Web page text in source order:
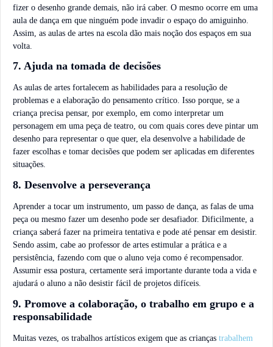
fizer o desenho grande demais, não irá caber. O mesmo ocorre em uma
aula de dança em que ninguém pode invadir o espaço do amiguinho.
Assim, as aulas de artes na escola dão mais noção dos espaços em sua
volta.
7. Ajuda na tomada de decisões
As aulas de artes fortalecem as habilidades para a resolução de
problemas e a elaboração do pensamento crítico. Isso porque, se a
criança precisa pensar, por exemplo, em como interpretar um
personagem em uma peça de teatro, ou com quais cores deve pintar um
desenho para representar o que quer, ela desenvolve a habilidade de
fazer escolhas e tomar decisões que podem ser aplicadas em diferentes
situações.
8. Desenvolve a perseverança
Aprender a tocar um instrumento, um passo de dança, as falas de uma
peça ou mesmo fazer um desenho pode ser desafiador. Dificilmente, a
criança saberá fazer na primeira tentativa e pode até pensar em desistir.
Sendo assim, cabe ao professor de artes estimular a prática e a
persistência, fazendo com que o aluno veja como é recompensador.
Assumir essa postura, certamente será importante durante toda a vida e
ajudará o aluno a não desistir fácil de projetos difíceis.
9. Promove a colaboração, o trabalho em grupo e a
responsabilidade
Muitas vezes, os trabalhos artísticos exigem que as crianças trabalhem